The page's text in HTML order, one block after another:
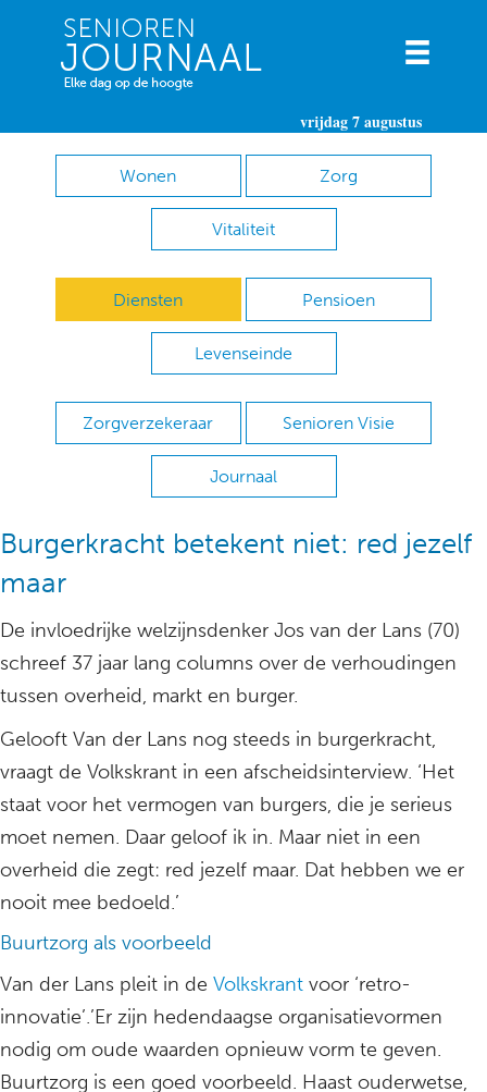
vrijdag 7 augustus
Wonen Zorg
Vitaliteit
Diensten Pensioen
Levenseinde
Zorgverzekeraar Senioren Visie
Journaal
Burgerkracht betekent niet: red jezelf
maar
De invloedrijke welzijnsdenker Jos van der Lans (70)
schreef 37 jaar lang columns over de verhoudingen
tussen overheid, markt en burger.
Gelooft Van der Lans nog steeds in burgerkracht,
vraagt de Volkskrant in een afscheidsinterview. ‘Het
staat voor het vermogen van burgers, die je serieus
moet nemen. Daar geloof ik in. Maar niet in een
overheid die zegt: red jezelf maar. Dat hebben we er
nooit mee bedoeld.’
Buurtzorg als voorbeeld
Van der Lans pleit in de Volkskrant voor ‘retro-
innovatie’.’Er zijn hedendaagse organisatievormen
nodig om oude waarden opnieuw vorm te geven.
Buurtzorg is een goed voorbeeld. Haast ouderwetse,